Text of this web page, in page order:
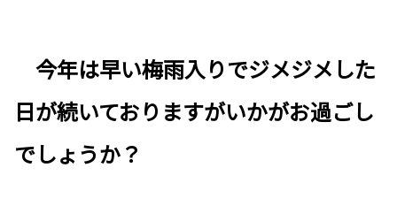
今年は早い梅雨入りでジメジメした
日が続いておりますがいかがお過ごし
でしょうか？